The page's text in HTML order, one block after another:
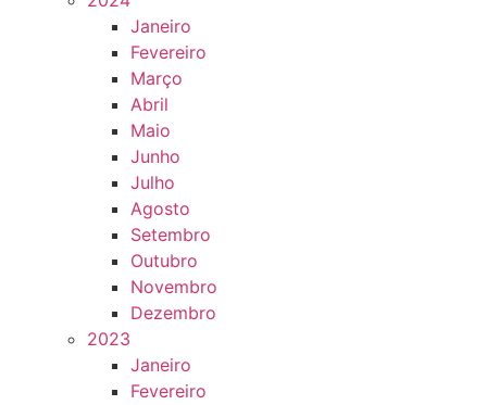
Janeiro
Fevereiro
Março
Abril
Maio
Junho
Julho
Agosto
Setembro
Outubro
Novembro
Dezembro
2023
Janeiro
Fevereiro